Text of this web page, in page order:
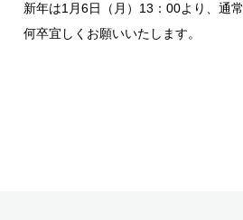
新年は1月6日（月）13：00より、通
何卒宜しくお願いいたします。